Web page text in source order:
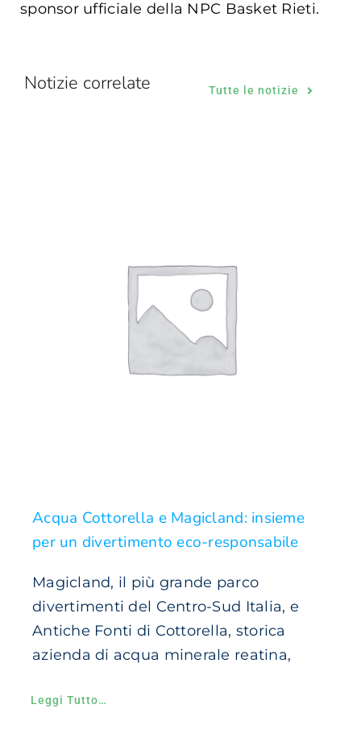
sponsor ufficiale della NPC Basket Rieti.
Notizie correlate Tutte le notizie
Acqua Cottorella e Magicland: insieme
per un divertimento eco-responsabile
Magicland, il più grande parco
divertimenti del Centro-Sud Italia, e
Antiche Fonti di Cottorella, storica
azienda di acqua minerale reatina,
Leggi Tutto…